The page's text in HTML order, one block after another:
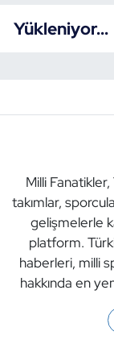
Yükleniyor...
Milli
takımlar,
gelişmelerle
platform.
haberleri, milli
hakkında en